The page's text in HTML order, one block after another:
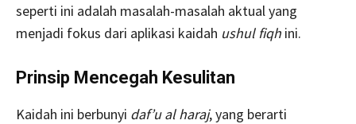
seperti ini adalah masalah-masalah aktual yang
menjadi fokus dari aplikasi kaidah ushul fiqh ini.
Prinsip Mencegah Kesulitan
Kaidah ini berbunyi daf’u al haraj, yang berarti